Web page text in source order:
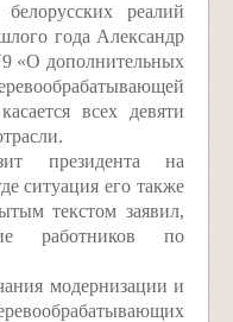
реалий
года Александр
«О дополнительных
всех девяти
президента на
ситуация его также
текстом заявил,
работников по
модернизации и